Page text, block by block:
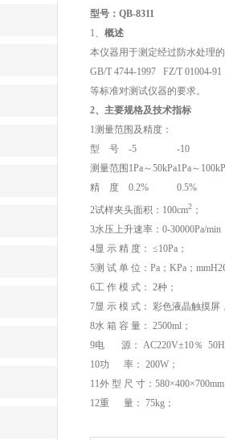
型号：QB-8311
1、 概述
本仪器用于测定经过防水处理
GB/T 4744-1997 FZ/T 01004-
等标准对测试仪器的要求。
2、主要规格及技术指标
1测量范围及精度：
型 号
-5
-10
测量范围 1Pa～50kPa1Pa～
精 度
0.2%
0.5%
2试样夹头面积：100cm2 ；
3水压上升速率：0-30000Pa/min
4显 示 精 度： ≤10Pa；
5测 试 单 位：Pa；KPa；
6工 作 模 式： 2种；
7显 示 模 式： 彩色液晶触摸屏
8水 箱 容 量： 2500ml；
9电 源： AC220V±10％
10功 率： 200W；
11外 型 尺 寸：
12重 量： 75kg；